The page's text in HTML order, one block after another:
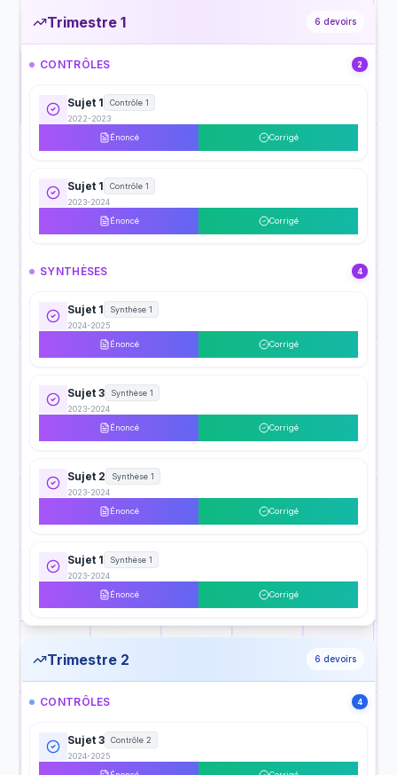
Trimestre 1 6 devoirs
CONTRÔLES 2
Sujet 1
Contrôle 1
2022-2023
Énoncé
Corrigé
Sujet 1
Contrôle 1
2023-2024
Énoncé
Corrigé
SYNTHÈSES 4
Sujet 1
Synthèse 1
2024-2025
Énoncé
Corrigé
Sujet 3
Synthèse 1
2023-2024
Énoncé
Corrigé
Sujet 2
Synthèse 1
2023-2024
Énoncé
Corrigé
Sujet 1
Synthèse 1
2023-2024
Énoncé
Corrigé
Trimestre 2 6 devoirs
CONTRÔLES 4
Sujet 3
Contrôle 2
2024-2025